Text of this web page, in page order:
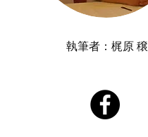
執筆者：​梶原 穣